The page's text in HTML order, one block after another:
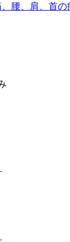
腰、肩、首の